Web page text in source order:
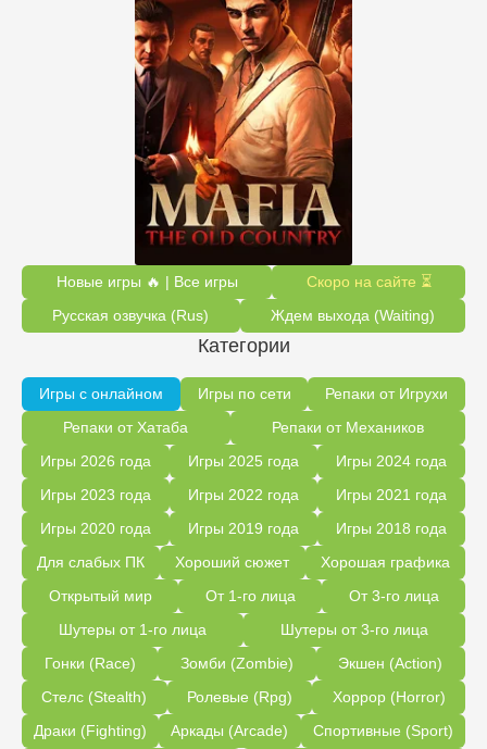
Новые игры 🔥 | Все игры
Скоро на сайте ⏳
Русская озвучка (Rus)
Ждем выхода (Waiting)
Категории
Игры с онлайном Игры по сети
Репаки от Игрухи
Репаки от Хатаба
Репаки от Механиков
Игры 2026 года
Игры 2025 года
Игры 2024 года
Игры 2023 года
Игры 2022 года
Игры 2021 года
Игры 2020 года
Игры 2019 года
Игры 2018 года
Для слабых ПК
Хороший сюжет
Хорошая графика
Открытый мир
От 1-го лица
От 3-го лица
Шутеры от 1-го лица
Шутеры от 3-го лица
Гонки (Race)
Зомби (Zombie)
Экшен (Action)
Стелс (Stealth)
Ролевые (Rpg)
Хоррор (Horror)
Драки (Fighting)
Аркады (Arcade)
Спортивные (Sport)